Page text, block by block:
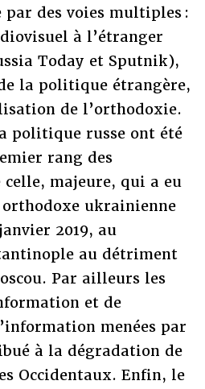
par des voies multiples :
à l’étranger
Today et Sputnik),
la politique étrangère,
de l’orthodoxie.
politique russe ont été
rang des
celle, majeure, qui a eu
ukrainienne
2019, au
au détriment
Par ailleurs les
et de
menées par
à la dégradation de
Occidentaux. Enfin, le